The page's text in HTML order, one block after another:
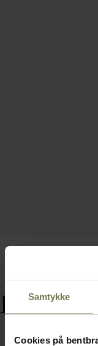
Samtykke
Cookies på